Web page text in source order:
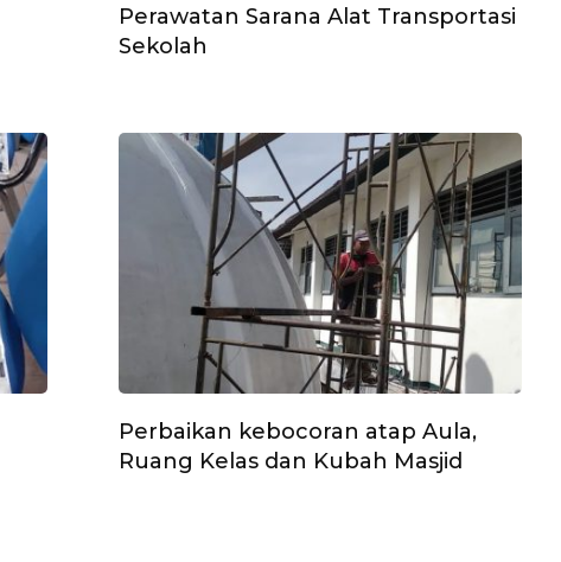
Perawatan Sarana Alat Transportasi
Sekolah
Perbaikan kebocoran atap Aula,
Ruang Kelas dan Kubah Masjid